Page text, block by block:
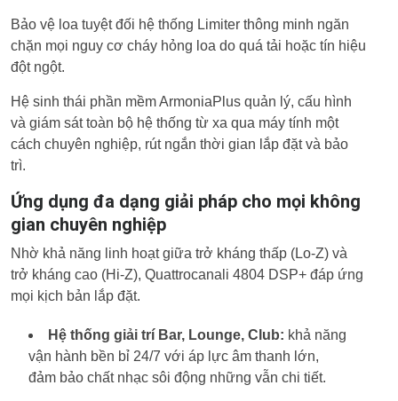
Bảo vệ loa tuyệt đối hệ thống Limiter thông minh ngăn
chặn mọi nguy cơ cháy hỏng loa do quá tải hoặc tín hiệu
đột ngột.
Hệ sinh thái phần mềm ArmoniaPlus quản lý, cấu hình
và giám sát toàn bộ hệ thống từ xa qua máy tính một
cách chuyên nghiệp, rút ngắn thời gian lắp đặt và bảo
trì.
Ứng dụng đa dạng giải pháp cho mọi không
gian chuyên nghiệp
Nhờ khả năng linh hoạt giữa trở kháng thấp (Lo-Z) và
trở kháng cao (Hi-Z), Quattrocanali 4804 DSP+ đáp ứng
mọi kịch bản lắp đặt.
Hệ thống giải trí Bar, Lounge, Club: khả năng
vận hành bền bỉ 24/7 với áp lực âm thanh lớn,
đảm bảo chất nhạc sôi động những vẫn chi tiết.